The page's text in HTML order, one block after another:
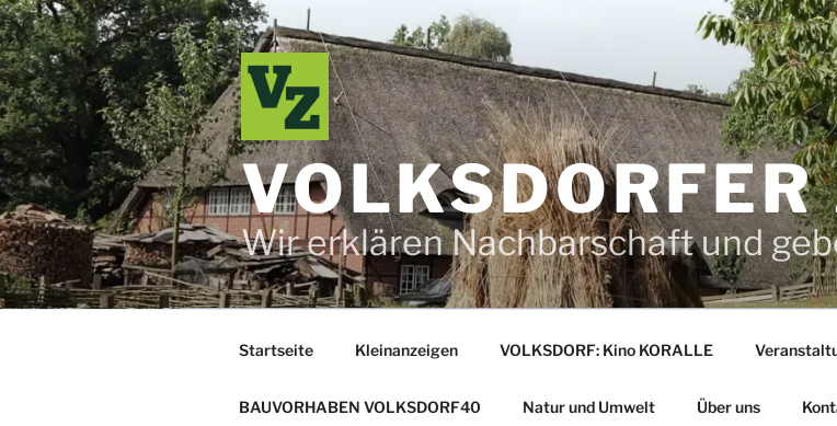
Zum
Inhalt
springen
Wir erklären Nachbarschaft und
Startseite Kleinanzeigen VOLKSDORF: Kino KORALLE
BAUVORHABEN VOLKSDORF40 Natur und Umwelt Über uns